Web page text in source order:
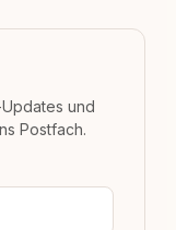
und
Postfach.